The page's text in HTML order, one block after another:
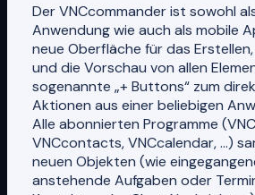
Der VNCcommander ist sowohl
Anwendung wie auch als mobile
neue Oberfläche für das
und die Vorschau von allen
sogenannte „+ Buttons“ zum
Aktionen aus einer beliebigen
Alle abonnierten Programme
VNCcontacts, VNCcalendar, …)
neuen Objekten (wie
anstehende Aufgaben oder